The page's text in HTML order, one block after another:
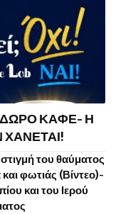
ΔΩΡΟ ΚΑΦΕ- Η
του θαύματος
φωτιάς (Βίντεο)-
και του Ιερού